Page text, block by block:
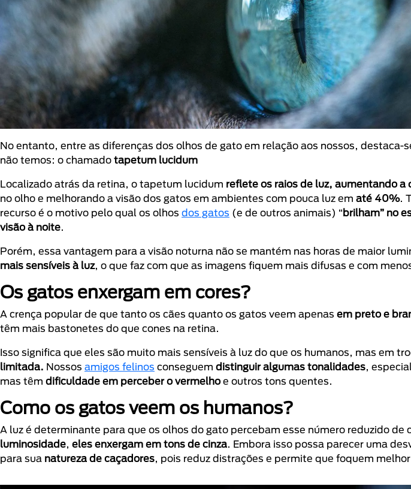
No entanto, entre as diferenças dos olhos de gato em relação aos nossos, destaca-
não temos: o chamado tapetum lucidum
Localizado atrás da retina, o tapetum lucidum reflete os raios de luz, aumentando
no olho e melhorando a visão dos gatos em ambientes com pouca luz em até 40%.
recurso é o motivo pelo qual os olhos dos gatos (e de outros animais) “brilham” no
visão à noite.
Porém, essa vantagem para a visão noturna não se mantém nas horas de maior
mais sensíveis à luz, o que faz com que as imagens fiquem mais difusas e com
Os gatos enxergam em cores?
A crença popular de que tanto os cães quanto os gatos veem apenas em preto e
têm mais bastonetes do que cones na retina.
Isso significa que eles são muito mais sensíveis à luz do que os humanos, mas em
limitada. Nossos amigos felinos conseguem distinguir algumas tonalidades,
mas têm dificuldade em perceber o vermelhoe outros tons quentes.
Como os gatos veem os humanos?
A luz é determinante para que os olhos do gato percebam esse número reduzido de
luminosidade, eles enxergam em tons de cinza. Embora isso possa parecer uma
para sua natureza de caçadores, pois reduz distrações e permite que foquem